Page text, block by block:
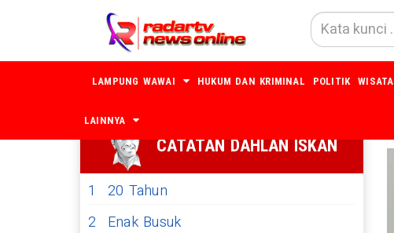
LAMPUNG WAWAI HUKUM DAN KRIMINAL POLITIK WISATA
LAINNYA
CATATAN DAHLAN ISKAN
1
20 Tahun
2
Enak Busuk